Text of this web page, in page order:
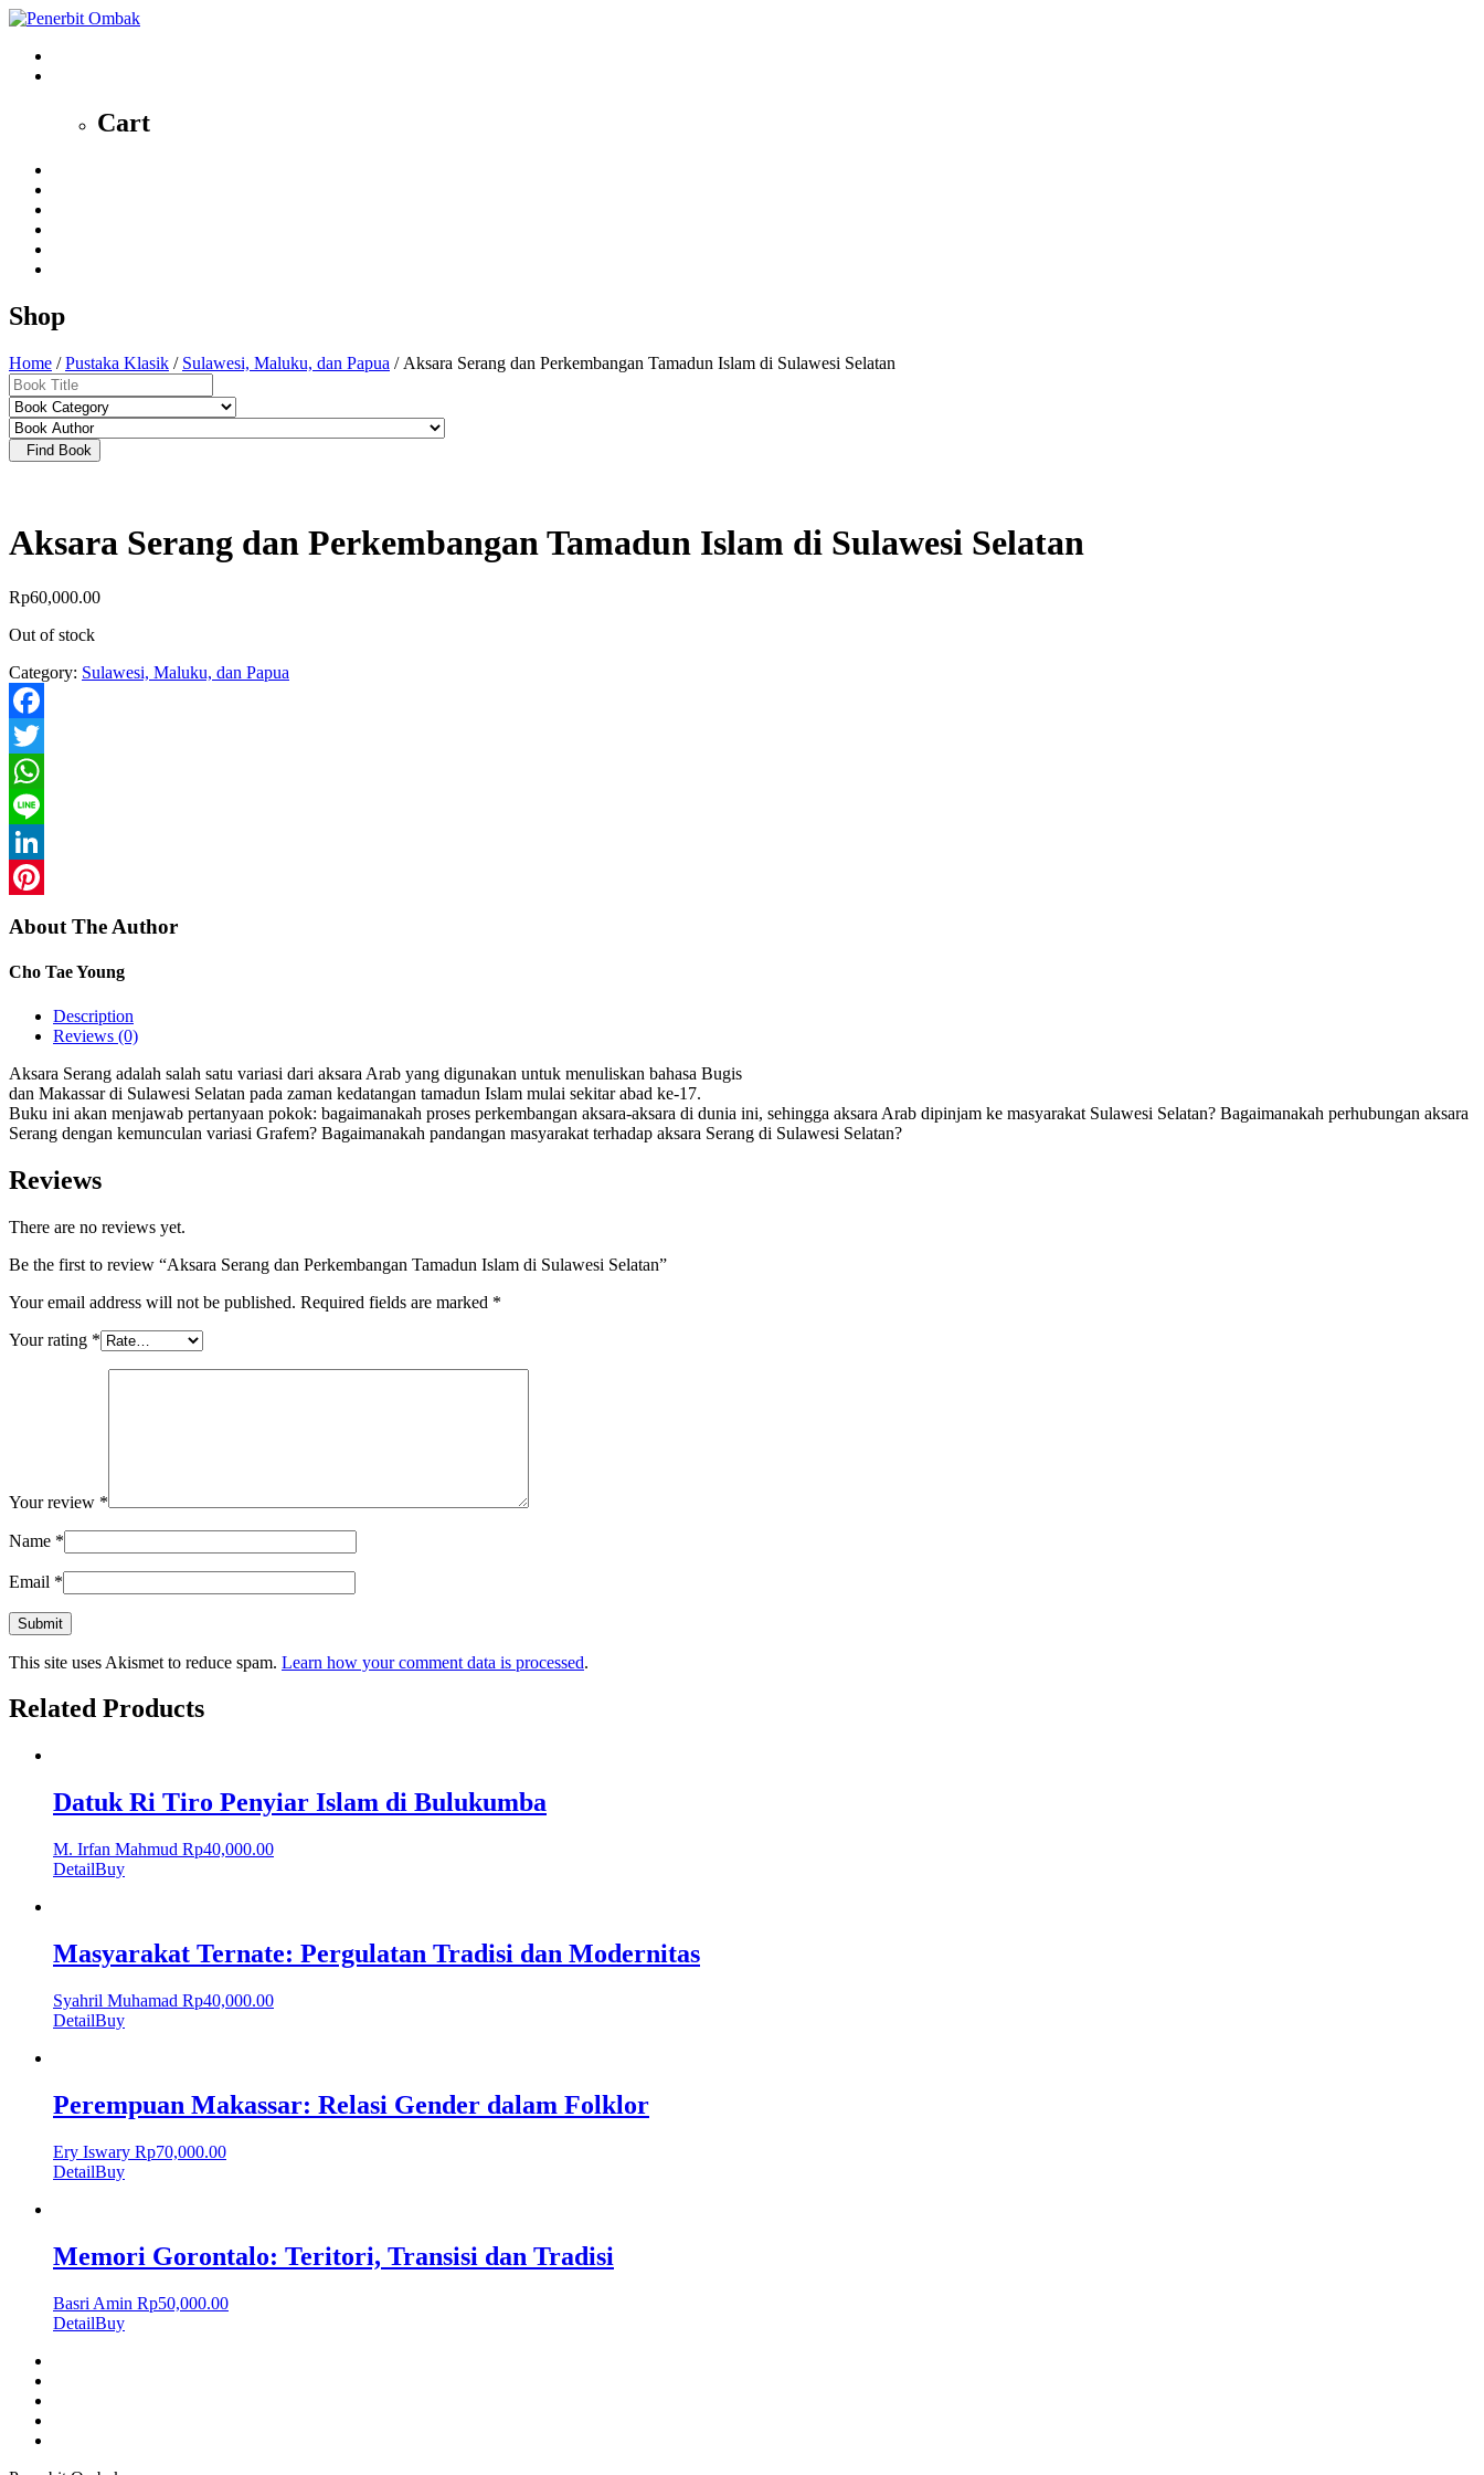
Cart
Shop
Home /Pustaka Klasik / Sulawesi, Maluku, dan Papua / Aksara Serang dan Perkembangan Tamadun Islam di Sulawesi Selatan
Find Book
Aksara Serang dan Perkembangan Tamadun Islam di Sulawesi Selatan
Rp60,000.00
Out of stock
Category: Sulawesi, Maluku, dan Papua
Facebook
Twitter
WhatsApp
Line
LinkedIn
About The Author
Cho Tae Young
Description
Reviews (0)
Aksara Serang adalah salah satu variasi dari aksara Arab yang digunakan untuk menuliskan bahasa Bugis
dan Makassar di Sulawesi Selatan pada zaman kedatangan tamadun Islam mulai sekitar abad ke-17.
Buku ini akan menjawab pertanyaan pokok: bagaimanakah proses perkembangan aksara-aksara di dunia ini, sehingga aksara Arab dipinjam ke masyarakat Sulawesi Selatan? Bagaimanakah perhubungan aksara
Serang dengan kemunculan variasi Grafem? Bagaimanakah pandangan masyarakat terhadap aksara Serang di Sulawesi Selatan?
Reviews
There are no reviews yet.
Be the first to review “Aksara Serang dan Perkembangan Tamadun Islam di Sulawesi Selatan”
Your email address will not be published. Required fields are marked *
Your rating *
Your review *
Name *
Email *
This site uses Akismet to reduce spam. Learn how your comment data is processed.
Related Products
Datuk Ri Tiro Penyiar Islam di Bulukumba
M. Irfan Mahmud Rp40,000.00
DetailBuy
Masyarakat Ternate: Pergulatan Tradisi dan Modernitas
Syahril Muhamad Rp40,000.00
DetailBuy
Perempuan Makassar: Relasi Gender dalam Folklor
Ery Iswary Rp70,000.00
DetailBuy
Memori Gorontalo: Teritori, Transisi dan Tradisi
Basri Amin Rp50,000.00
DetailBuy